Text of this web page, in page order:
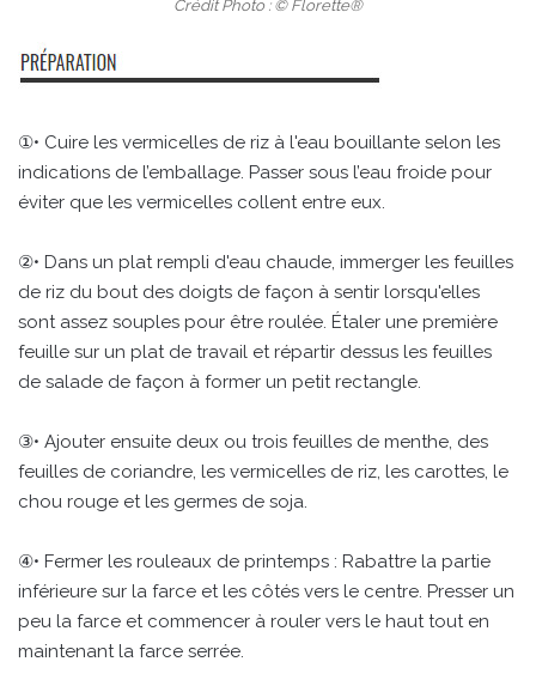
Crédit Photo : © Florette®
①• Cuire les vermicelles de riz à l'eau bouillante selon les
indications de l’emballage. Passer sous l’eau froide pour
éviter que les vermicelles collent entre eux.
②• Dans un plat rempli d'eau chaude, immerger les feuilles
de riz du bout des doigts de façon à sentir lorsqu'elles
sont assez souples pour être roulée. Étaler une première
feuille sur un plat de travail et répartir dessus les feuilles
de salade de façon à former un petit rectangle.
③• Ajouter ensuite deux ou trois feuilles de menthe, des
feuilles de coriandre, les vermicelles de riz, les carottes, le
chou rouge et les germes de soja.
④• Fermer les rouleaux de printemps : Rabattre la partie
inférieure sur la farce et les côtés vers le centre. Presser un
peu la farce et commencer à rouler vers le haut tout en
maintenant la farce serrée.